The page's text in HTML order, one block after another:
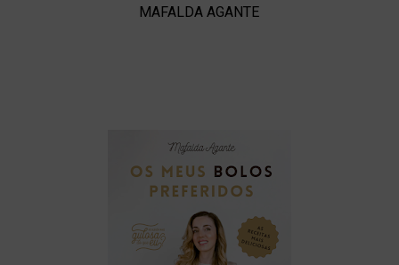
MAFALDA AGANTE